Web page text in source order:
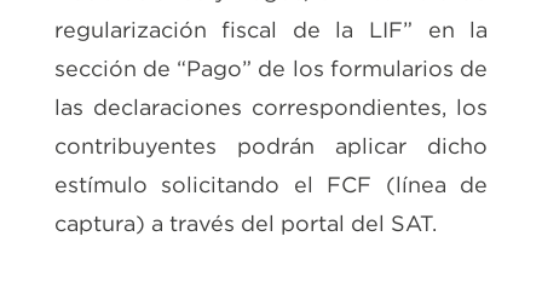
regularización fiscal de la LIF” en la
sección de “Pago” de los formularios de
las declaraciones correspondientes, los
contribuyentes podrán aplicar dicho
estímulo solicitando el FCF (línea de
captura) a través del portal del SAT.